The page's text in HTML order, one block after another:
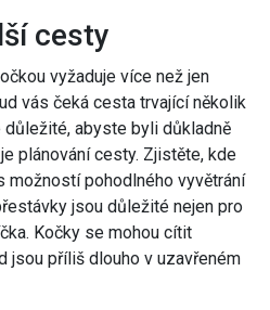
cesty
vyžaduje více než jen
vás čeká cesta trvající několik
důležité, abyste byli důkladně
plánování cesty. Zjistěte, kde
možností pohodlného vyvětrání
jsou důležité nejen pro
Kočky se mohou cítit
jsou příliš dlouho v uzavřeném